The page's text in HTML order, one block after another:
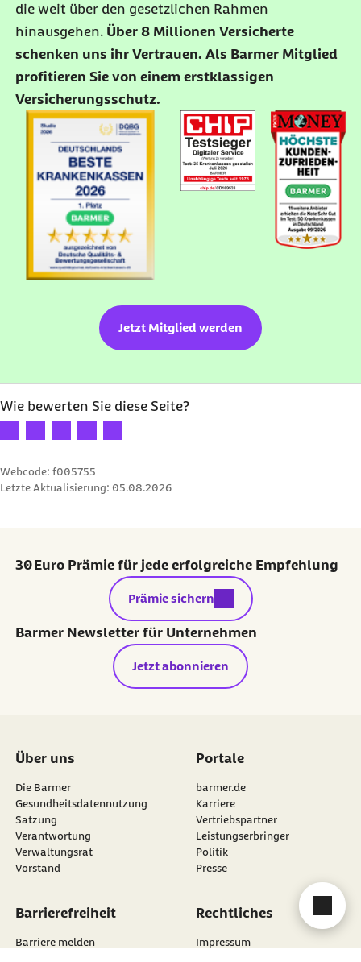
die weit über den gesetzlichen Rahmen
hinausgehen. Über 8 Millionen Versicherte
schenken uns ihr Vertrauen. Als Barmer Mitglied
profitieren Sie von einem erstklassigen
Versicherungsschutz.
Jetzt Mitglied werden
Wie bewerten Sie diese Seite?
Ihre Bewertung: 1 Stern
Ihre Bewertung: 2 Sterne
Ihre Bewertung: 3 Sterne
Ihre Bewertung: 4 Sterne
Ihre Bewertung: 5 Sterne
Webcode: f005755
Letzte Aktualisierung: 05.08.2026
30 Euro Prämie für jede erfolgreiche Empfehlung
externer Link:
Prämie sichern
Barmer Newsletter für Unternehmen
Jetzt abonnieren
Über uns
Die Barmer
Gesundheitsdatennutzung
Satzung
Verantwortung
Verwaltungsrat
Vorstand
Portale
barmer.de
Karriere
Vertriebspartner
Leistungserbringer
Politik
Presse
Barrierefreiheit
Barriere melden
Rechtliches
Impressum